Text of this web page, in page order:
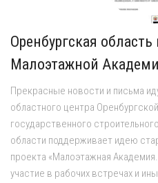
Оренбургская
Малоэтажной
Прекрасные новости и письма
областного центра
государственного
области поддерживает идею
проекта «Малоэтажная
участие в рабочих встречах и